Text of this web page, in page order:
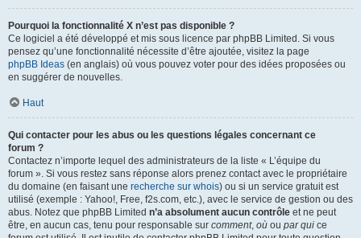
Pourquoi la fonctionnalité X n’est pas disponible ?
Ce logiciel a été développé et mis sous licence par phpBB Limited. Si vous
pensez qu’une fonctionnalité nécessite d’être ajoutée, visitez la page
phpBB Ideas (en anglais) où vous pouvez voter pour des idées proposées ou
en suggérer de nouvelles.
Haut
Qui contacter pour les abus ou les questions légales concernant ce
forum ?
Contactez n’importe lequel des administrateurs de la liste « L’équipe du
forum ». Si vous restez sans réponse alors prenez contact avec le propriétaire
du domaine (en faisant une recherche sur whois) ou si un service gratuit est
utilisé (exemple : Yahoo!, Free, f2s.com, etc.), avec le service de gestion ou des
abus. Notez que phpBB Limited n’a absolument aucun contrôle et ne peut
être, en aucun cas, tenu pour responsable sur comment, où ou par qui ce